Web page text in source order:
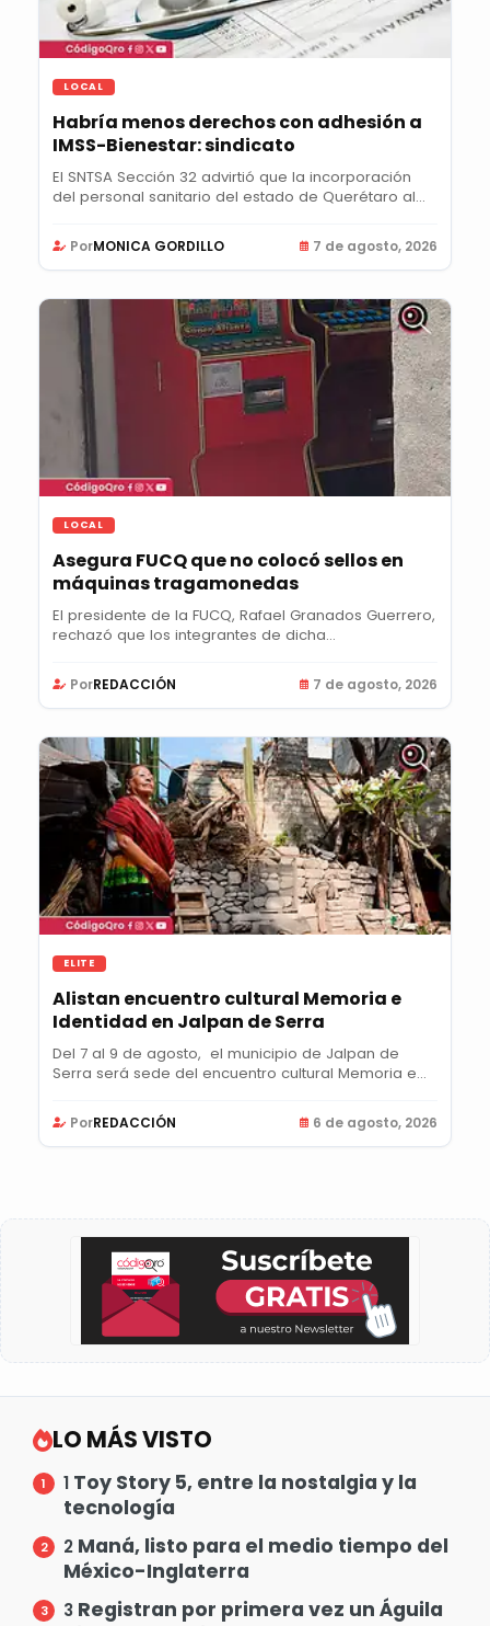
LOCAL
Habría menos derechos con adhesión a
IMSS-Bienestar: sindicato
El SNTSA Sección 32 advirtió que la incorporación
del personal sanitario del estado de Querétaro al...
PorMONICA GORDILLO 7 de agosto, 2026
LOCAL
Asegura FUCQ que no colocó sellos en
máquinas tragamonedas
El presidente de la FUCQ, Rafael Granados Guerrero,
rechazó que los integrantes de dicha...
PorREDACCIÓN 7 de agosto, 2026
ELITE
Alistan encuentro cultural Memoria e
Identidad en Jalpan de Serra
Del 7 al 9 de agosto, el municipio de Jalpan de
Serra será sede del encuentro cultural Memoria e...
PorREDACCIÓN 6 de agosto, 2026
LO MÁS VISTO
1 Toy Story 5, entre la nostalgia y la
tecnología
2 Maná, listo para el medio tiempo del
México-Inglaterra
3 Registran por primera vez un Águila